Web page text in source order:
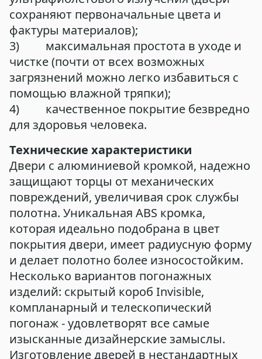
сохраняют первоначальные цвета и
фактуры материалов);
3) максимальная простота в уходе и
чистке (почти от всех возможных
загрязнений можно легко избавиться с
помощью влажной тряпки);
4) качественное покрытие безвредно
для здоровья человека.
Технические характеристики
Двери с алюминиевой кромкой, надежно
защищают торцы от механических
повреждений, увеличивая срок службы
полотна. Уникальная ABS кромка,
которая идеально подобрана в цвет
покрытия двери, имеет радиусную форму
и делает полотно более износостойким.
Несколько вариантов погонажных
изделий: скрытый короб Invisible,
компланарный и телескопический
погонаж - удовлетворят все самые
изысканные дизайнерские замыслы.
Изготовление дверей в нестандартных